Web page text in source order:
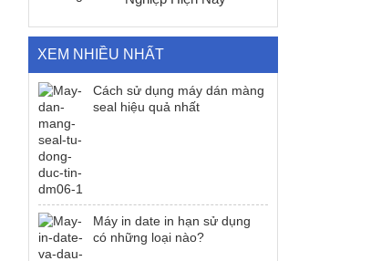
XEM NHIỀU NHẤT
Cách sử dụng máy dán màng
seal hiệu quả nhất
Máy in date in hạn sử dụng
có những loại nào?